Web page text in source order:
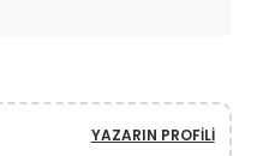
YAZARIN PROFILI